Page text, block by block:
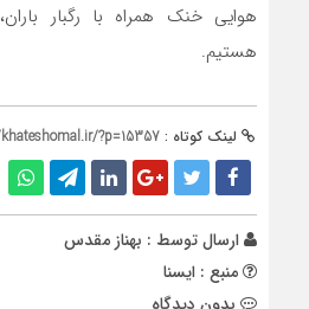
هوایی خنک همراه با رگبار
هستیم.
لینک کوتاه : ?p=15357
ارسال توسط : بهناز مقدس
منبع : ایسنا